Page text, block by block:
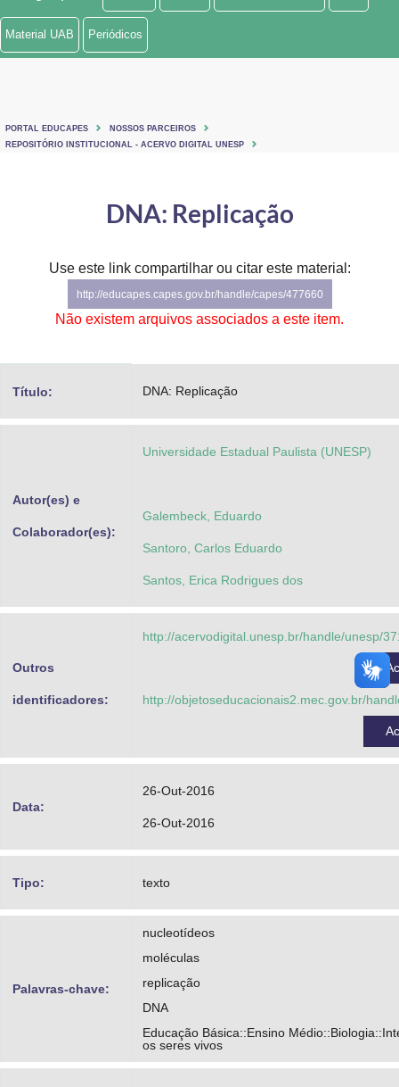
Ministério de Minas e Energia
Ministério do Turismo
Controladoria-Geral da União
Advocacia-Geral da União
Planalto
Material UAB Periódicos
PORTAL EDUCAPES
NOSSOS PARCEIROS
REPOSITÓRIO INSTITUCIONAL - ACERVO DIGITAL UNESP
DNA: Replicação
Use este link compartilhar ou citar este material:
http://educapes.capes.gov.br/handle/capes/477660
Não existem arquivos associados a este item.
Título: DNA: Replicação
Autor(es) e
Colaborador(es):
Universidade Estadual Paulista (UNESP)
Galembeck, Eduardo
Santoro, Carlos Eduardo
Santos, Erica Rodrigues dos
Outros
identificadores:
http://acervodigital.unesp.br/handle/unesp/
http://objetoseducacionais2.mec.gov.br/
Data:
26-Out-2016
26-Out-2016
Tipo: texto
Palavras-chave:
nucleotídeos
moléculas
replicação
DNA
Educação Básica::Ensino
os seres vivos